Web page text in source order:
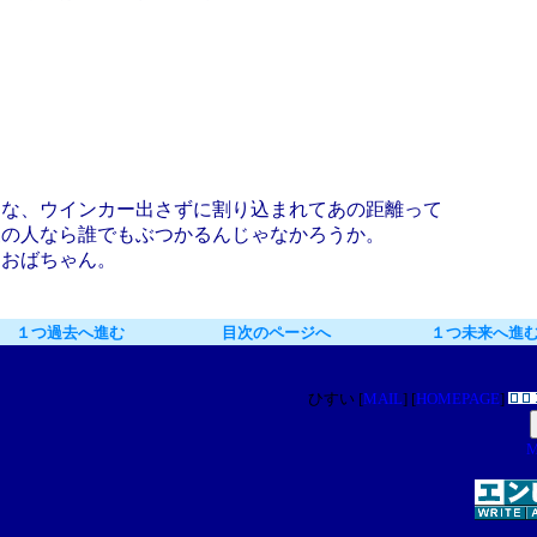
、ウインカー出さずに割り込まれてあの距離って
人なら誰でもぶつかるんじゃなかろうか。
ばちゃん。
１つ過去へ進む 目次のページへ １つ未来へ進
ひすい [MAIL] [HOMEPAGE]